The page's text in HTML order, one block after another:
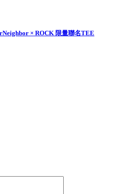
× ROCK 限量聯名TEE